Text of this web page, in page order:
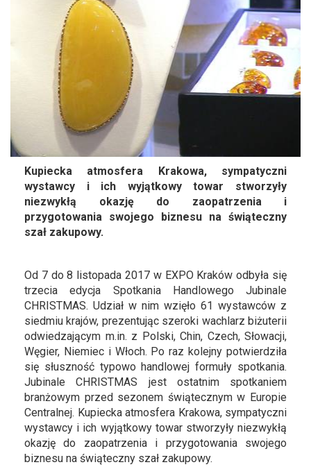
Kupiecka atmosfera Krakowa, sympatyczni
wystawcy i ich wyjątkowy towar stworzyły
niezwykłą okazję do zaopatrzenia i
przygotowania swojego biznesu na świąteczny
szał zakupowy.
Od 7 do 8 listopada 2017 w EXPO Kraków odbyła się
trzecia edycja Spotkania Handlowego Jubinale
CHRISTMAS. Udział w nim wzięło 61 wystawców z
siedmiu krajów, prezentując szeroki wachlarz biżuterii
odwiedzającym m.in. z Polski, Chin, Czech, Słowacji,
Węgier, Niemiec i Włoch. Po raz kolejny potwierdziła
się słuszność typowo handlowej formuły spotkania.
Jubinale CHRISTMAS jest ostatnim spotkaniem
branżowym przed sezonem świątecznym w Europie
Centralnej. Kupiecka atmosfera Krakowa, sympatyczni
wystawcy i ich wyjątkowy towar stworzyły niezwykłą
okazję do zaopatrzenia i przygotowania swojego
biznesu na świąteczny szał zakupowy.